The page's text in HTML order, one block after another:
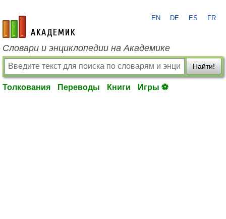
academic.ru
EN DE ES FR
Словари и энциклопедии на Академике
Найти!
Толкования Переводы Книги Игры ⚽